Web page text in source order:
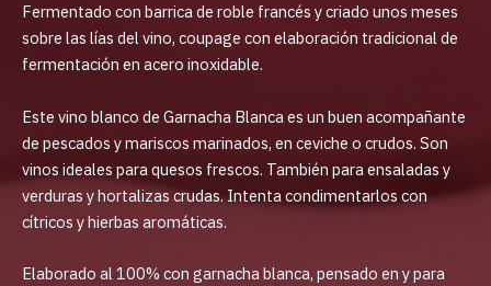
Fermentado con barrica de roble francés y criado unos meses
sobre las lías del vino, coupage con elaboración tradicional de
fermentación en acero inoxidable.
Este vino blanco de Garnacha Blanca es un buen acompañante
de pescados y mariscos marinados, en ceviche o crudos. Son
vinos ideales para quesos frescos. También para ensaladas y
verduras y hortalizas crudas. Intenta condimentarlos con
cítricos y hierbas aromáticas.
Elaborado al 100% con garnacha blanca, pensado en y para